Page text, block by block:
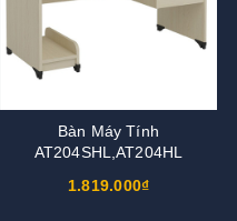
Bàn Máy Tính
AT204SHL,AT204HL
1.819.000₫